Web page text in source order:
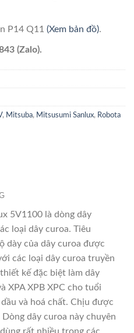
P14 Q11 (Xem bản đồ).
(Zalo).
, Mitsuba, Mitsusumi Sanlux, Robota
5V1100 là dòng dây
loại dây curoa. Tiêu
dày của dây curoa được
các loại dây curoa truyền
kế đặc biệt làm dây
XPA XPB XPC cho tuổi
và hoá chất. Chịu được
dây curoa này chuyên
rất nhiều trong các